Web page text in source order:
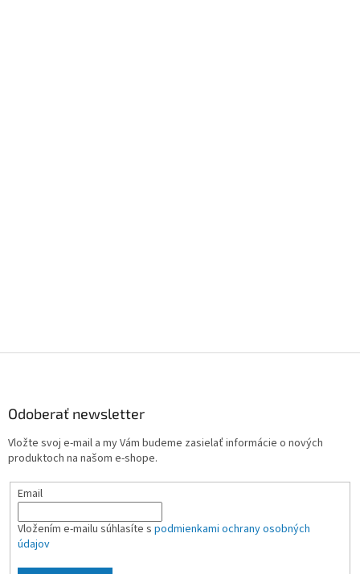
Odoberať newsletter
Vložte svoj e-mail a my Vám budeme zasielať informácie o nových
produktoch na našom e-shope.
Email
Vložením e-mailu súhlasíte s podmienkami ochrany osobných
údajov